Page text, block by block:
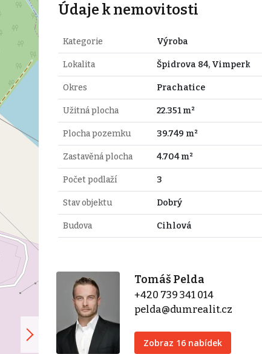
Údaje k nemovitosti
Kategorie Výroba
Lokalita Špidrova 84, Vimperk
Okres Prachatice
Užitná plocha 22.351 m²
Plocha pozemku 39.749 m²
Zastavěná plocha 4.704 m²
Počet podlaží 3
Stav objektu Dobrý
Budova Cihlová
Tomáš Pelda
+420 739 341 014
pelda@dumrealit.cz
Zobraz 16 nabídek